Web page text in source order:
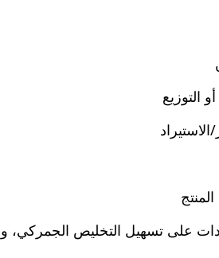
التوزيع
على تسهيل التخليص الجمركي،